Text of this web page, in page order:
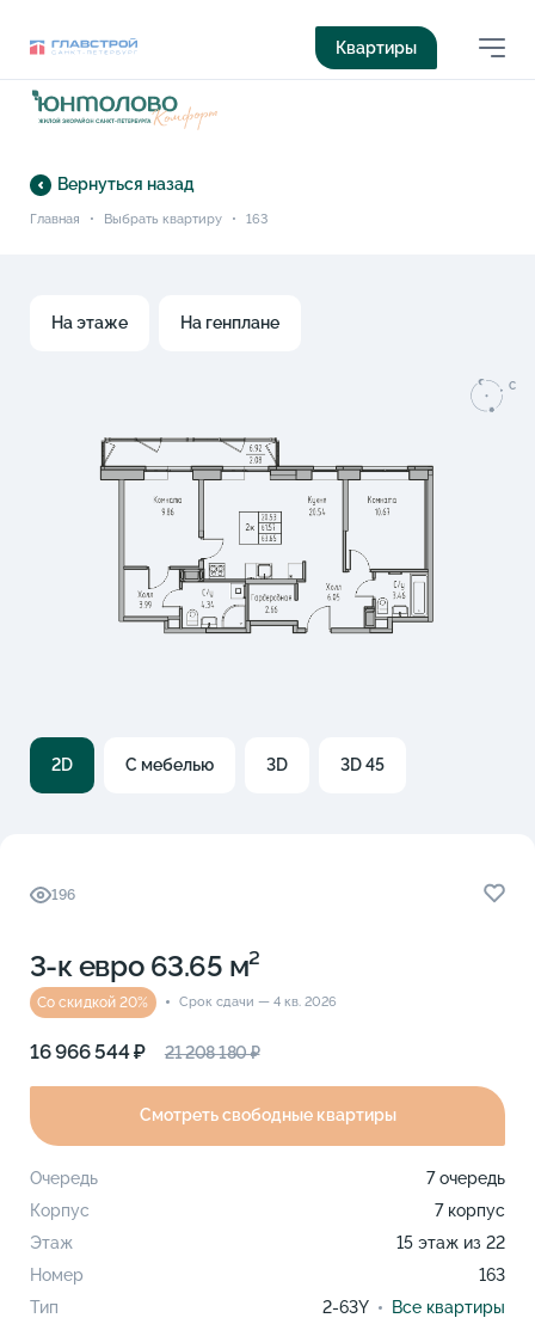
Квартиры
Вернуться назад
Главная • Выбрать квартиру • 163
На этаже На генплане
C
2D С мебелью 3D 3D 45
196
3-к eвро 63.65 м²
Со скидкой 20% Срок сдачи — 4 кв. 2026
16 966 544 ₽ 21 208 180 ₽
Смотреть свободные квартиры
Очередь
7 очередь
Корпус
7 корпус
Этаж
15 этаж из 22
Номер
163
Тип
2-63Y
Все квартиры